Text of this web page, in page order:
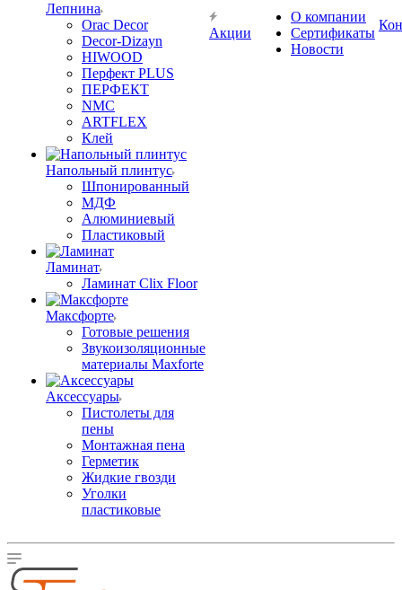
Лепнина
Orac Decor
Decor-Dizayn
HIWOOD
Перфект PLUS
ПЕРФЕКТ
NMC
ARTFLEX
Клей
Напольный плинтус
Шпонированный
МДФ
Алюминиевый
Пластиковый
Ламинат
Ламинат Clix Floor
Максфорте
Готовые решения
Звукоизоляционные
материалы Maxforte
Аксессуары
Пистолеты для
пены
Монтажная пена
Герметик
Жидкие гвозди
Уголки
пластиковые
Акции
О компании
Сертификаты
Новости